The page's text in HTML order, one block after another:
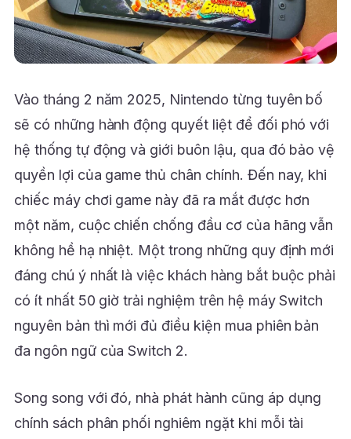
Vào tháng 2 năm 2025, Nintendo từng tuyên bố
sẽ có những hành động quyết liệt để đối phó với
hệ thống tự động và giới buôn lậu, qua đó bảo vệ
quyền lợi của game thủ chân chính. Đến nay, khi
chiếc máy chơi game này đã ra mắt được hơn
một năm, cuộc chiến chống đầu cơ của hãng vẫn
không hề hạ nhiệt. Một trong những quy định mới
đáng chú ý nhất là việc khách hàng bắt buộc phải
có ít nhất 50 giờ trải nghiệm trên hệ máy Switch
nguyên bản thì mới đủ điều kiện mua phiên bản
đa ngôn ngữ của Switch 2.
Song song với đó, nhà phát hành cũng áp dụng
chính sách phân phối nghiêm ngặt khi mỗi tài